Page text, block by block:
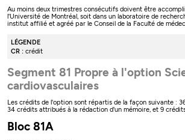
Au moins deux trimestres consécutifs doivent être
l'Université de Montréal, soit dans un laboratoire de
institut affilié et agréé par le Conseil de la Faculté de
LÉGENDE
CR : crédit
Segment 81 Propre à l'option
cardiovasculaires
Les crédits de l'option sont répartis de la façon suivante :
34 crédits attribués à la rédaction d'un mémoire, et 9
Bloc 81A